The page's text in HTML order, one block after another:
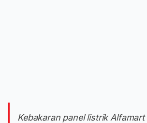
Kebakaran panel listrik Alfamart